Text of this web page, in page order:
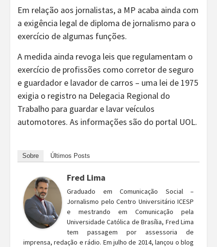
Em relação aos jornalistas, a MP acaba ainda com
a exigência legal de diploma de jornalismo para o
exercício de algumas funções.
A medida ainda revoga leis que regulamentam o
exercício de profissões como corretor de seguro
e guardador e lavador de carros – uma lei de 1975
exigia o registro na Delegacia Regional do
Trabalho para guardar e lavar veículos
automotores. As informações são do portal UOL.
Sobre Últimos Posts
Fred Lima
Graduado em Comunicação Social –
Jornalismo pelo Centro Universitário ICESP
e mestrando em Comunicação pela
Universidade Católica de Brasília, Fred Lima
tem passagem por assessoria de
imprensa, redação e rádio. Em julho de 2014, lançou o blog